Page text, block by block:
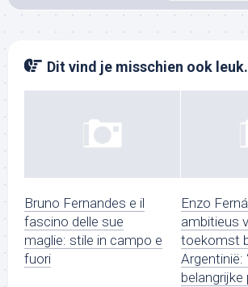
Dit vind je misschien ook
Bruno Fernandes e il
fascino delle sue
maglie: stile in campo e
fuori
Enzo
ambitieus
toekomst
Argentinië:
belangrijke